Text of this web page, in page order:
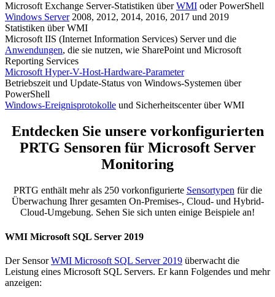
Microsoft Exchange Server-Statistiken überWMI oder PowerShell
Windows Server2008, 2012, 2014, 2016, 2017 und 2019
Statistiken über WMI
Microsoft IIS (Internet Information Services) Server und die
Anwendungen, die sie nutzen, wie SharePoint und Microsoft
Reporting Services
Microsoft Hyper-V-Host-Hardware-Parameter
Betriebszeit und Update-Status von Windows-Systemen über
PowerShell
Windows-Ereignisprotokolle und Sicherheitscenter über WMI
Entdecken Sie unsere vorkonfigurierten
PRTG Sensoren für Microsoft Server
Monitoring
PRTG enthält mehr als 250 vorkonfigurierte Sensortypen für die
Überwachung Ihrer gesamten On-Premises-, Cloud- und Hybrid-
Cloud-Umgebung. Sehen Sie sich unten einige Beispiele an!
WMI Microsoft SQL Server 2019
Der SensorWMI Microsoft SQL Server 2019 überwacht die
Leistung eines Microsoft SQL Servers. Er kann Folgendes und mehr
anzeigen: